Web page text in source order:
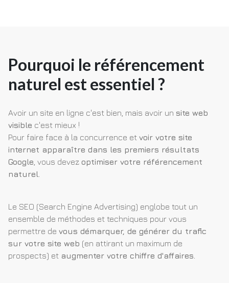
Pourquoi le référencement
naturel est essentiel ?
Avoir un site en ligne c'est bien, mais avoir un site web
visible c'est mieux !
Pour faire face à la concurrence et voir votre site
internet apparaître dans les premiers résultats
Google , vous devez optimiser votre référencement
naturel.
Le SEO (Search Engine Advertising) englobe tout un
ensemble de méthodes et techniques pour vous
permettre de vous démarquer, de générer du trafic
sur votre site web (en attirant un maximum de
prospects) et augmenter votre chiffre d'affaires.